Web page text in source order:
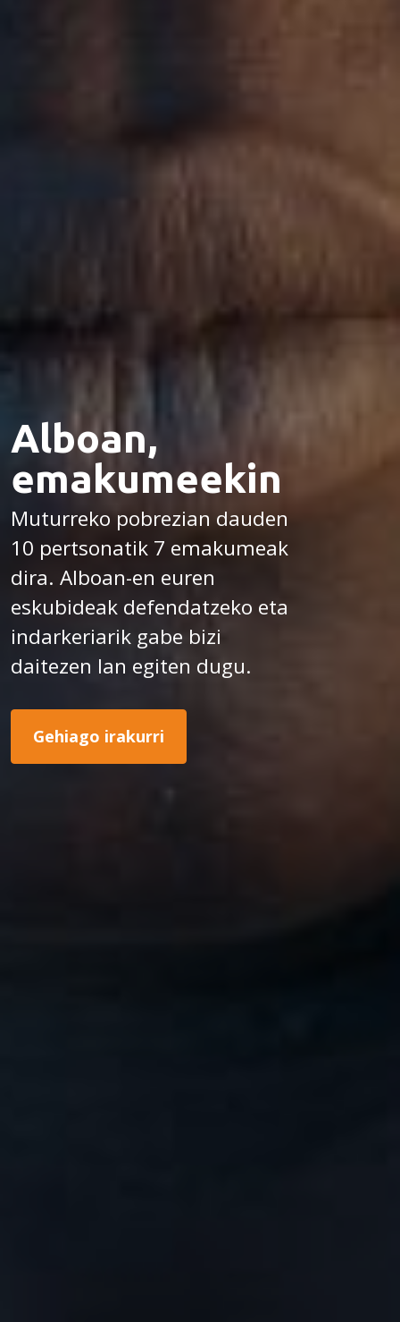
Alboan,
emakumeekin
Muturreko pobrezian dauden
10 pertsonatik 7 emakumeak
dira. Alboan-en euren
eskubideak defendatzeko eta
indarkeriarik gabe bizi
daitezen lan egiten dugu.
Gehiago irakurri